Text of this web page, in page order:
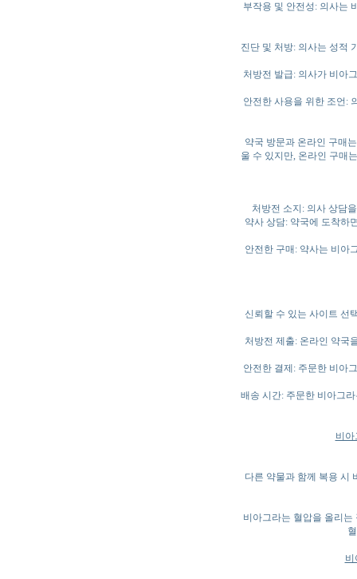
부작용 및 안전성: 의사는
진단 및 처방: 의사는 성적
처방전 발급: 의사가 비아
안전한 사용을 위한 조언:
약국 방문과 온라인 구매
울 수 있지만, 온라인 구매
처방전 소지: 의사 상담
약사 상담: 약국에 도착하
안전한 구매: 약사는 비아
신뢰할 수 있는 사이트 선
처방전 제출: 온라인 약국
안전한 결제: 주문한 비아
배송 시간: 주문한 비아그
비
다른 약물과 함께 복용 시
비아그라는 혈압을 올리
비